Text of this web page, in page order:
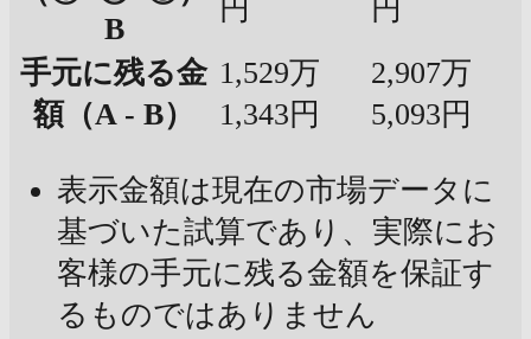
B
円
円
手元に残る金
額（A - B）
1,529万
1,343円
2,907万
5,093円
表示金額は現在の市場データに
基づいた試算であり、実際にお
客様の手元に残る金額を保証す
るものではありません